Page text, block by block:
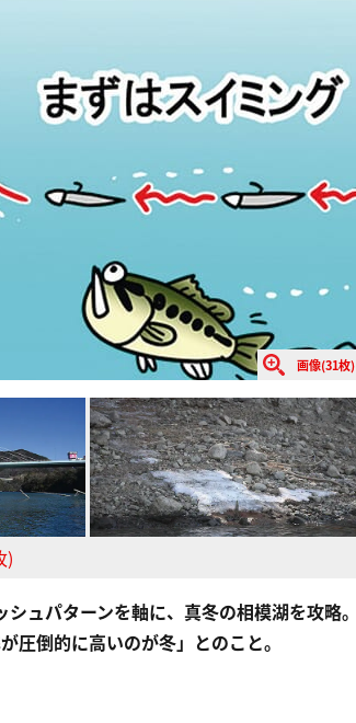
画像(31枚)
)
ュパターンを軸に、真冬の相模湖を攻略。
圧倒的に高いのが冬」とのこと。